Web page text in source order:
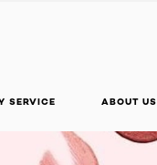
SERVICE ABOUT US